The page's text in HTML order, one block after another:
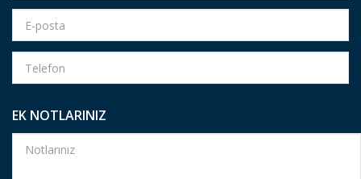
EK NOTLARINIZ